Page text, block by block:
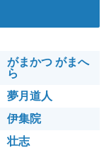
がまかつ がまへ
ら
夢月道人
伊集院
壮志